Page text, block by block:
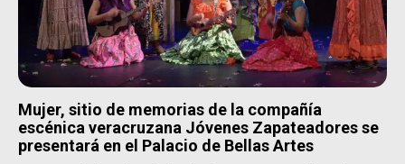
Mujer, sitio de memorias de la compañía
escénica veracruzana Jóvenes Zapateadores se
presentará en el Palacio de Bellas Artes